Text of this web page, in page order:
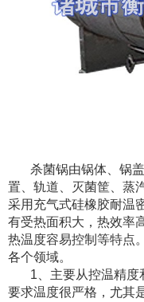
杀菌锅由锅体、锅
置、轨道、灭菌筐、蒸
采用充气式硅橡胶耐温
有受热面积大，热效率
热温度容易控制等特点
各个领域。
1、主要从控温精
要求温度很严格，尤其